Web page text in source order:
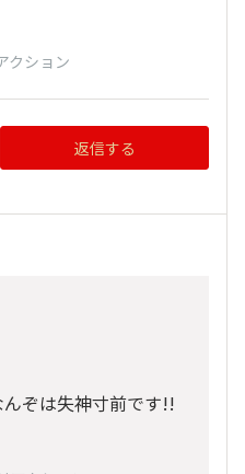
クション
返信する
ぞは失神寸前です!!